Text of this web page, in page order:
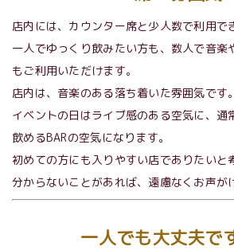
店内には、カウンター席と少人数で利用で
一人でゆっくり飲みたい方も、数人で音楽
もご利用いただけます。
店内は、音楽のある落ち着いた雰囲気です。
イベントの日はライブ感のある空気に、通
飲めるBARの空気になります。
初めての方にも入りやすい店でありたいと
分からないことがあれば、遠慮なくお声が
一人でも大丈夫で